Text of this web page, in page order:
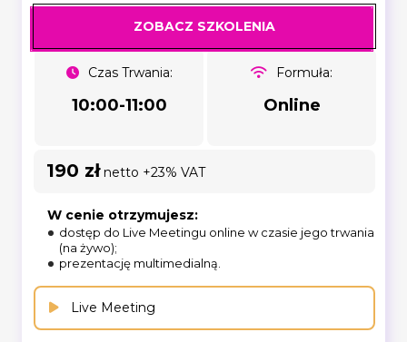
ZOBACZ SZKOLENIA
Czas Trwania:
10:00-11:00
Formuła:
Online
190 złnetto +23% VAT
W cenie otrzymujesz:
dostęp do Live Meetingu online w czasie jego trwania
(na żywo);
prezentację multimedialną.
Live Meeting